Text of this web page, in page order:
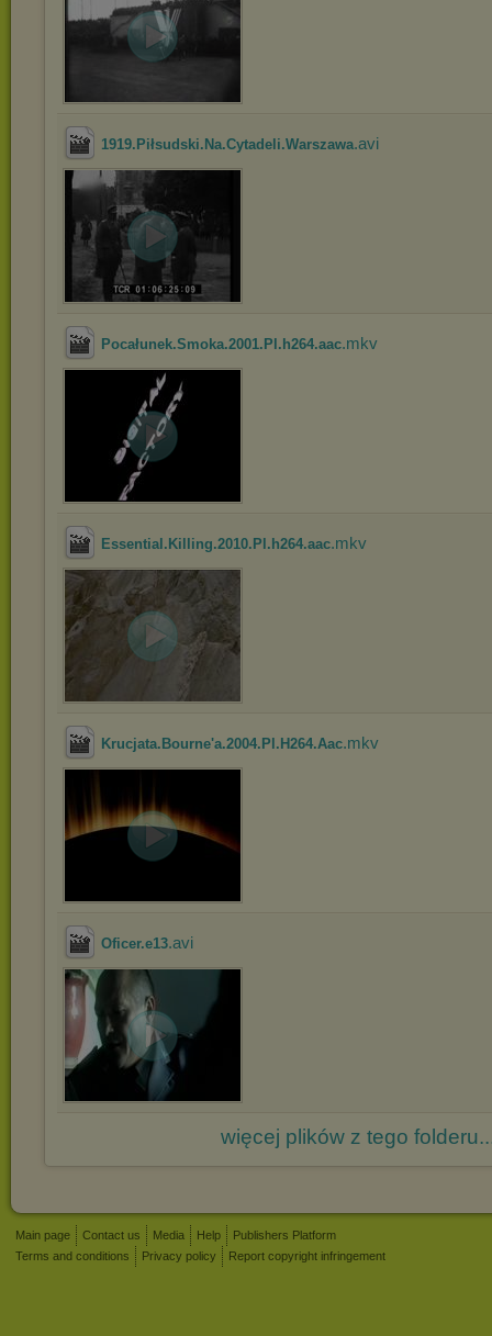
1919.Piłsudski.Na.Cytadeli.Warszawa.avi
Pocałunek.Smoka.2001.Pl.h264.aac.mkv
Essential.Killing.2010.Pl.h264.aac.mkv
Krucjata.Bourne'a.2004.Pl.H264.Aac.mkv
Oficer.e13.avi
więcej plików z tego
Main page Contact us Media Help
Publishers Platform
Terms and conditions
Privacy policy Report copyright infringement